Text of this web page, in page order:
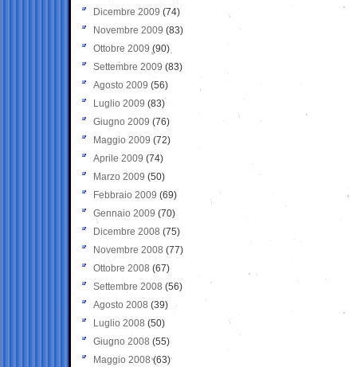
Dicembre 2009 (74)
Novembre 2009 (83)
Ottobre 2009 (90)
Settembre 2009 (83)
Agosto 2009 (56)
Luglio 2009 (83)
Giugno 2009 (76)
Maggio 2009 (72)
Aprile 2009 (74)
Marzo 2009 (50)
Febbraio 2009 (69)
Gennaio 2009 (70)
Dicembre 2008 (75)
Novembre 2008 (77)
Ottobre 2008 (67)
Settembre 2008 (56)
Agosto 2008 (39)
Luglio 2008 (50)
Giugno 2008 (55)
Maggio 2008(63)